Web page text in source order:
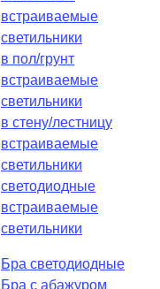
встраиваемые
светильники
в пол/грунт
встраиваемые
светильники
в стену/лестницу
встраиваемые
светильники
светодиодные
встраиваемые
светильники
Бра светодиодные
Бра с абажуром